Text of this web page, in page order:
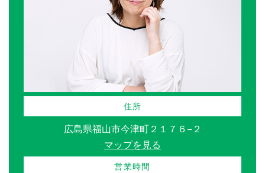
住所
広島県福山市今津町２１７６−２
マップを見る
営業時間